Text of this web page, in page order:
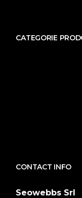
CATEGORIE
CONTACT INFO
Seowebbs Srl